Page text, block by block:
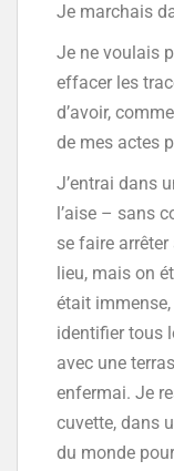
Je marchais
Je ne voulais
effacer les
d’avoir,
de mes actes
J’entrai dans
l’aise – sans
se faire
lieu, mais on
était
identifier tous
avec une
enfermai. Je
cuvette, dans
du monde